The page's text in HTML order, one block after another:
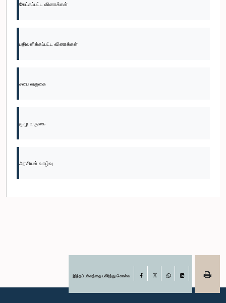
கேட்கப்பட்ட வினாக்கள்
பதிலளிக்கப்பட்ட வினாக்கள்
சபை வருகை
குழு வருகை
அரசியல் வாழ்வு
இந்தப் பக்கத்தை பகிர்ந்து கொள்க Facebook